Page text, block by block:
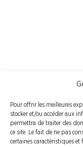
Pour offrir les meilleures
stocker et/ou accéder aux
permettra de traiter des
ce site. Le fait de ne pas
certaines caractéristiques et